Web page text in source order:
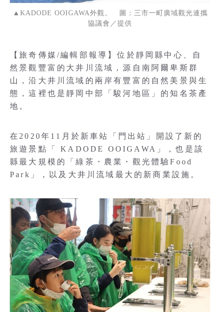
▲KADODE OOIGAWA外觀。 圖：三市一町廣域觀光連攜
協議會／提供
【旅奇傳媒/編輯部報導】位於靜岡縣中心、自
然景觀豐富的大井川流域，源自南阿爾卑斯群
山，沿大井川流域的兩岸有豐富的自然美景與生
態，這裡也是靜岡中部「駿河地區」的知名茶產
地。
在2020年11月於新車站「門出站」開設了新的
旅遊景點「 KADODE OOIGAWA」，也是該
縣最大規模的「綠茶・農業・觀光體驗Food
Park」，以及大井川流域最大的新商業設施。